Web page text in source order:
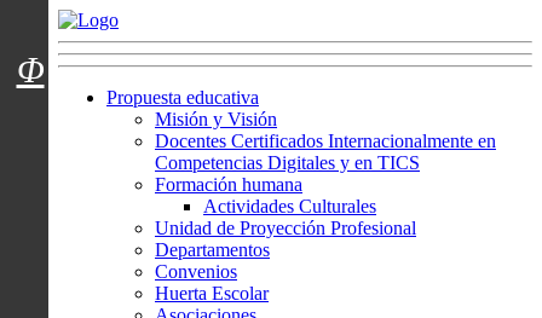
Menú usuarios
Propuesta educativa
Misión y Visión
Docentes Certificados Internacionalmente en
Competencias Digitales y en TICS
Formación humana
Actividades Culturales
Unidad de Proyección Profesional
Departamentos
Convenios
Huerta Escolar
Φ